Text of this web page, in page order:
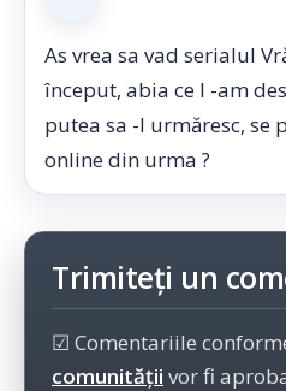
As vrea sa vad serialul
început, abia ce l -am
putea sa -l urmăresc, se
online din urma ?
Trimiteți un
☑ Comentariile
comunității vor fi